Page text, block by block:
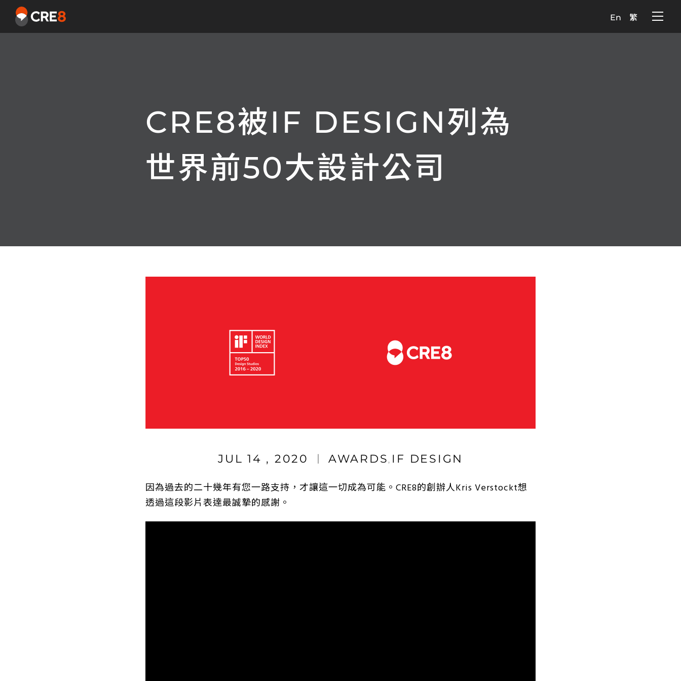
En 繁
CRE8被IF DESIGN列為
世界前50大設計公司
JUL 14 , 2020 AWARDS , IF DESIGN
因為過去的二十幾年有您一路支持，才讓這一切成為可能。CRE8的創辦人Kris Verstockt想
透過這段影片表達最誠摯的感謝。